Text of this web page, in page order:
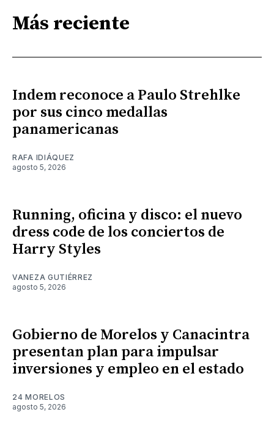
Más reciente
Indem reconoce a Paulo Strehlke
por sus cinco medallas
panamericanas
RAFA IDIÁQUEZ
agosto 5, 2026
Running, oficina y disco: el nuevo
dress code de los conciertos de
Harry Styles
VANEZA GUTIÉRREZ
agosto 5, 2026
Gobierno de Morelos y Canacintra
presentan plan para impulsar
inversiones y empleo en el estado
24 MORELOS
agosto 5, 2026